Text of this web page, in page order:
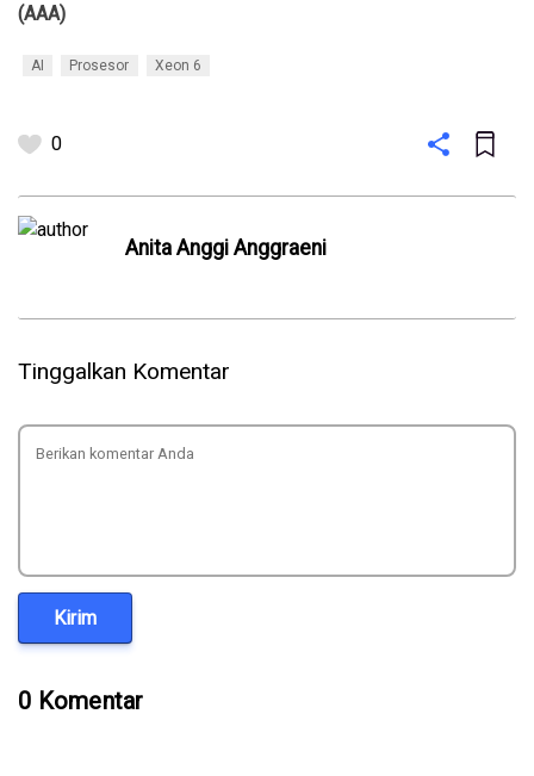
(AAA)
AI Prosesor Xeon 6
0
Anita Anggi Anggraeni
Tinggalkan Komentar
Kirim
0 Komentar